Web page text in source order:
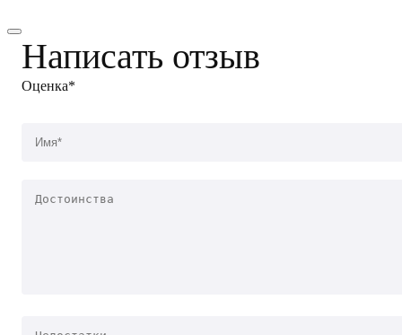
Написать отзыв
Оценка*